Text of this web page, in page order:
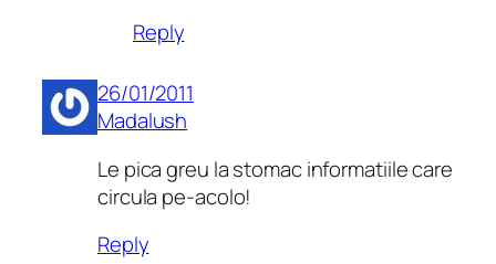
Reply
26/01/2011
Madalush
Le pica greu la stomac informatiile care
circula pe-acolo!
Reply